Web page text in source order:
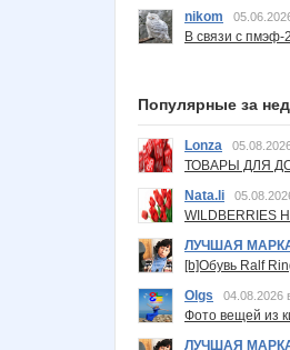
nikom
В связи с пмэф-
Популярные за
Lonza
ТОВАРЫ ДЛЯ
Nata.li
ЛУЧШАЯ
[b]Обувь Ralf
Olgs
04.08.2026
Фото вещей из
ЛУЧШАЯ